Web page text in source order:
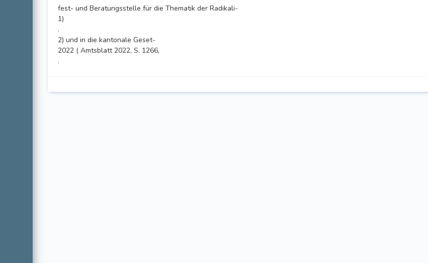
fest- und Beratungsstelle für die Thematik der Radikali-
1)
.
2) und in die kantonale Geset-
2022 ( Amtsblatt 2022, S. 1266,
.